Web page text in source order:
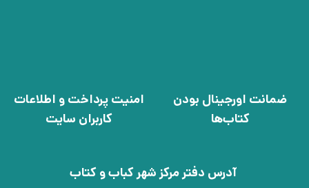
ضمانت اورجینال بودن
کتاب‌ها
امنیت پرداخت و اطلاعات
کاربران سایت
آدرس دفتر مرکز شهر کباب و کتاب